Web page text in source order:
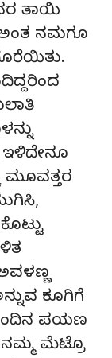
ತಾಯಿ
ನಮಗೂ
ಇಳಿದೇನೂ
ಮೂವತ್ತರ
ಕೂಗಿಗೆ
ಪಯಣ
ಮೆಟ್ರೊ